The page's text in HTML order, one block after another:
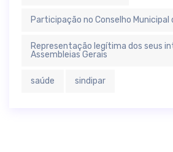
Participação no Conselho Municipal
Representação legítima dos seus
Assembleias Gerais
saúde sindipar